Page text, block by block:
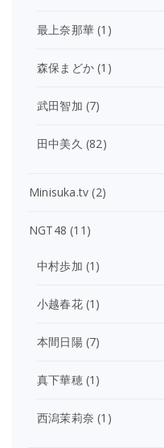
最上奈那華 (1)
森保まどか (1)
武田智加 (7)
田中美久 (82)
Minisuka.tv (2)
NGT48 (11)
中村歩加 (1)
小越春花(1)
本間日陽(7)
真下華穂(1)
西潟茉莉奈 (1)